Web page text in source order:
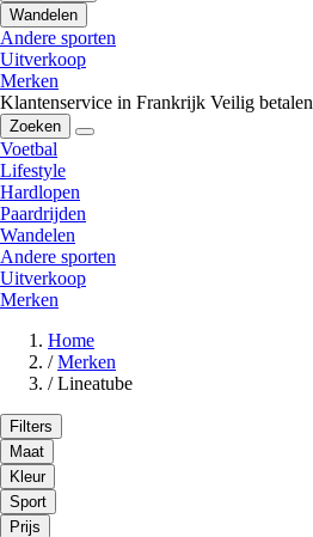
Wandelen
Andere sporten
Uitverkoop
Merken
Klantenservice in Frankrijk Veilig betalen
Zoeken
Voetbal
Lifestyle
Hardlopen
Paardrijden
Wandelen
Andere sporten
Uitverkoop
Merken
Home
/ Merken
/ Lineatube
Filters
Maat
Kleur
Sport
Prijs